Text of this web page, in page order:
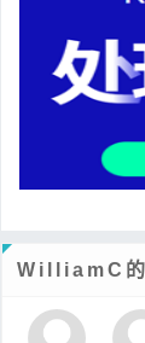
WilliamC的